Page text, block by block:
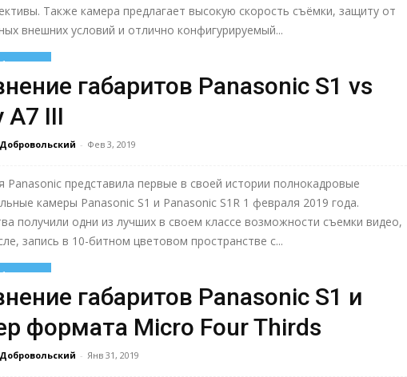
Также камера предлагает высокую скорость съёмки, защиту от
внешних условий и отлично конфигурируемый...
габаритов Panasonic S1 vs
A7 III
- Фев 3, 2019
Panasonic представила первые в своей истории полнокадровые
камеры Panasonic S1 и Panasonic S1R 1 февраля 2019 года.
получили одни из лучших в своем классе возможности съемки видео,
запись в 10-битном цветовом пространстве с...
габаритов Panasonic S1 и
формата Micro Four Thirds
- Янв 31, 2019